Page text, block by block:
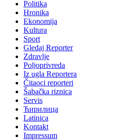
Politika
Hronika
Ekonomija
Kultura
Sport
Gledaj Reporter
Zdravlje
Poljoprivreda
Iz ugla Reportera
Čitaoci reporteri
Šabačka riznica
Servis
Ћирилица
Latinica
Kontakt
Impressum